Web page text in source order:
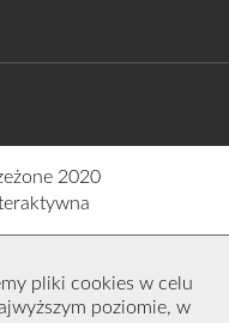
2020
pliki cookies w celu
poziomie, w